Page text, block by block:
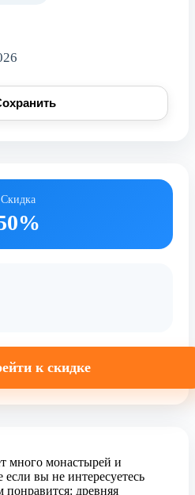
Скидка
к скидке
много монастырей и
вы не интересуетесь
понравится: древняя